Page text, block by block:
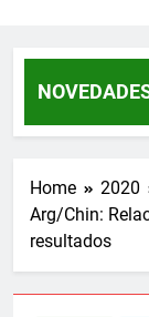
Milei
5 Meses Ago
Home 2020
Arg/Chin:
resultados